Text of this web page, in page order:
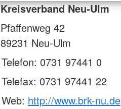
Kreisverband Neu-Ulm
Pfaffenweg 42
89231 Neu-Ulm
Telefon: 0731 97441 0
Telefax: 0731 97441 22
Web: http://www.brk-nu.de